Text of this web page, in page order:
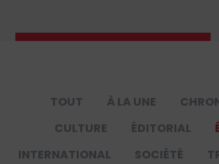
TOUT À LA UNE
CULTURE
ÉDITORIAL
INTERNATIONAL
SOCIÉTÉ